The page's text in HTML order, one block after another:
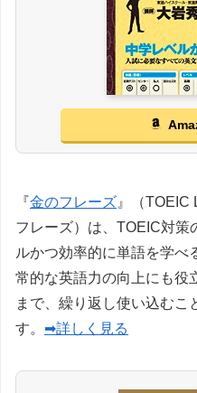
『金のフレーズ』（TOEIC
フレーズ）は、TOEIC対策
ルかつ効率的に単語を学べ
常的な英語力の向上にも役
まで、繰り返し使い込むこ
す。 ➡詳しく見る